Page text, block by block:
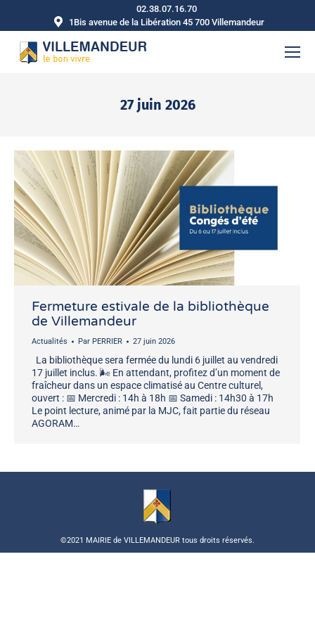
02.38.07.16.70
1Bis avenue de la Libération 45 700 Villemandeur
27 juin 2026
Fermeture estivale de la bibliothèque
de Villemandeur
Actualités Par PERRIER 27 juin 2026
La bibliothèque sera fermée du lundi 6 juillet au vendredi
17 juillet inclus. 🌬️ En attendant, profitez d’un moment de
fraîcheur dans un espace climatisé au Centre culturel,
ouvert : 📅 Mercredi : 14h à 18h 📅 Samedi : 14h30 à 17h
Le point lecture, animé par la MJC, fait partie du réseau
AGORAM…
©2021 MAIRIE de VILLEMANDEUR tous droits réservés.